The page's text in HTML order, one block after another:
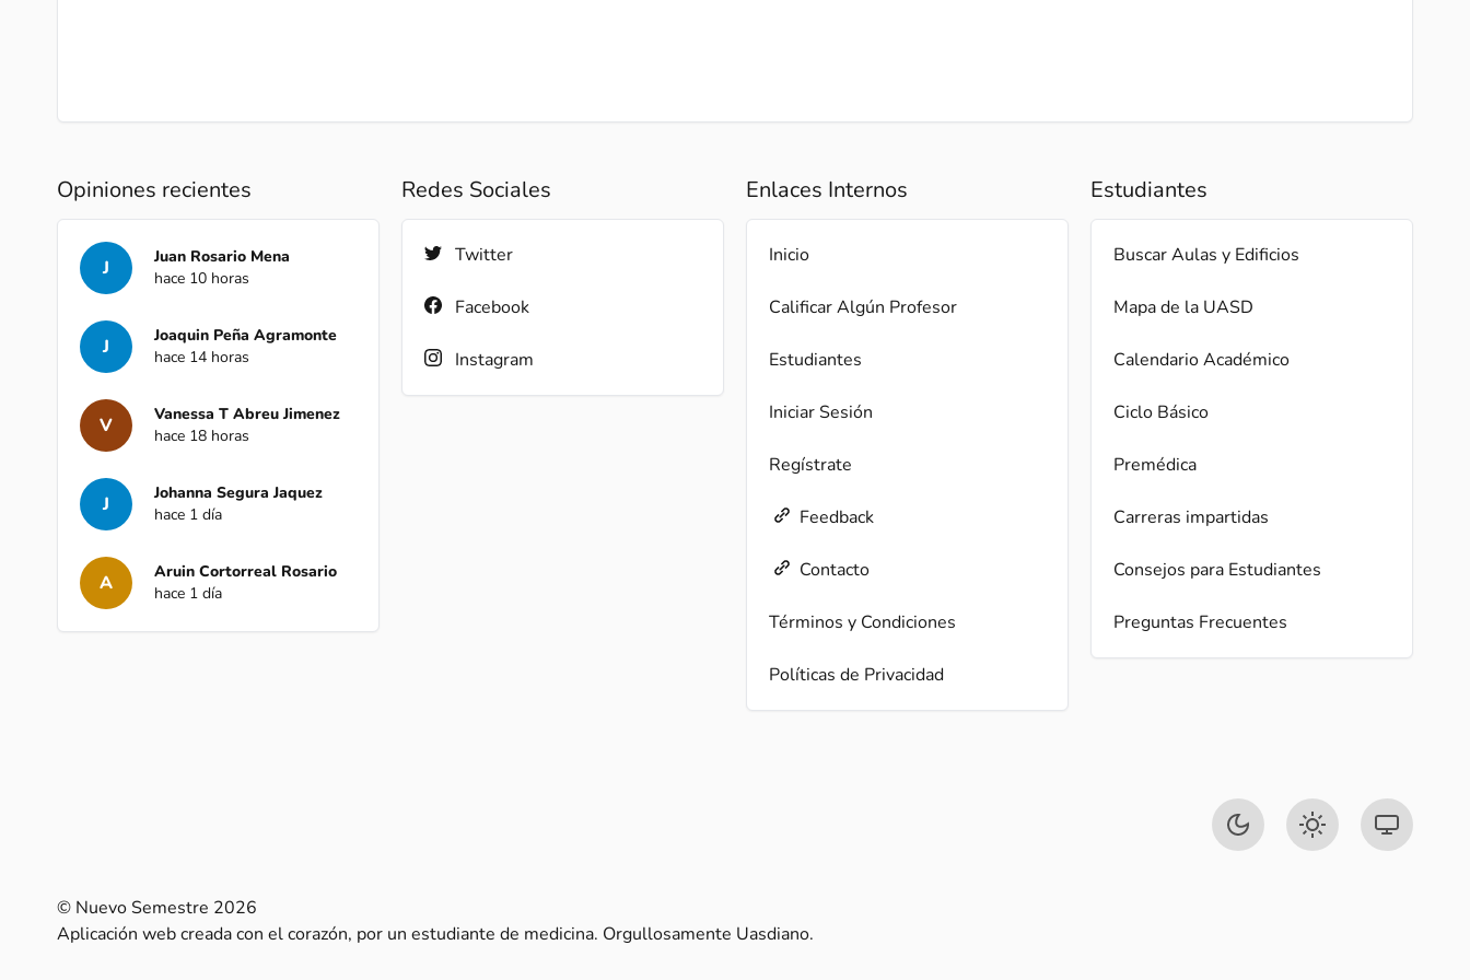
Opiniones recientes
J
Juan Rosario Mena
hace 10 horas
J
Joaquin Peña Agramonte
hace 14 horas
V
Vanessa T Abreu Jimenez
hace 18 horas
J
Johanna Segura Jaquez
hace 1 día
A
Aruin Cortorreal Rosario
hace 1 día
Redes Sociales
Twitter
Facebook
Instagram
Enlaces Internos
Inicio
Calificar Algún Profesor
Estudiantes
Iniciar Sesión
Regístrate
Feedback
Contacto
Términos y Condiciones
Políticas de Privacidad
Estudiantes
Buscar Aulas y Edificios
Mapa de la UASD
Calendario Académico
Ciclo Básico
Premédica
Carreras impartidas
Consejos para Estudiantes
Preguntas Frecuentes
© Nuevo Semestre 2026
Aplicación web creada con el corazón, por un estudiante de medicina. Orgullosamente Uasdiano.